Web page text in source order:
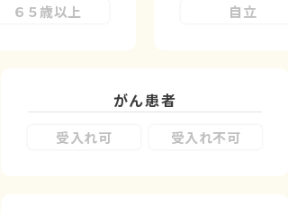
６５歳以上 自立
がん患者
受入れ可 受入れ不可